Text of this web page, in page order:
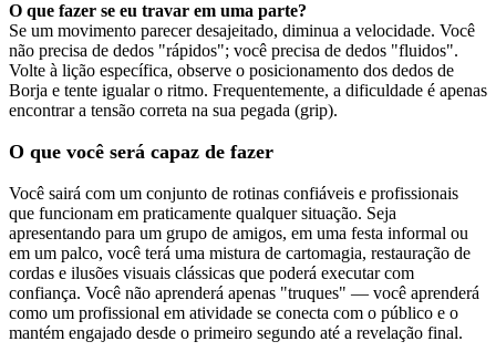
O que fazer se eu travar em uma parte?
Se um movimento parecer desajeitado, diminua a velocidade. Você
não precisa de dedos "rápidos"; você precisa de dedos "fluidos".
Volte à lição específica, observe o posicionamento dos dedos de
Borja e tente igualar o ritmo. Frequentemente, a dificuldade é apenas
encontrar a tensão correta na sua pegada (grip).
O que você será capaz de fazer
Você sairá com um conjunto de rotinas confiáveis e profissionais
que funcionam em praticamente qualquer situação. Seja
apresentando para um grupo de amigos, em uma festa informal ou
em um palco, você terá uma mistura de cartomagia, restauração de
cordas e ilusões visuais clássicas que poderá executar com
confiança. Você não aprenderá apenas "truques" — você aprenderá
como um profissional em atividade se conecta com o público e o
mantém engajado desde o primeiro segundo até a revelação final.